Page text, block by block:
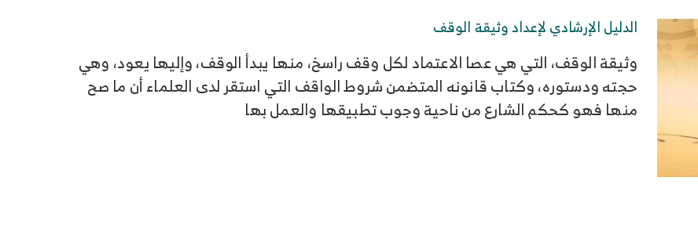
الدليل الإرشادي لإعداد وثيقة الوقف
وثيقة الوقف، التي هي عصا الاعتماد لكل وقف راسخ، منها يبدأ الوقف، وإليها يعود، وهي
حجته ودستوره، وكتاب قانونه المتضمن شروط الواقف التي استقر لدى العلماء أن ما صح
منها فهو كحكم الشارع من ناحية وجوب تطبيقها والعمل بها